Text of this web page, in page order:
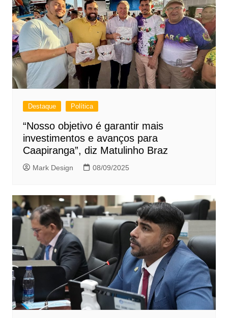
Destaque Política
“Nosso objetivo é garantir mais
investimentos e avanços para
Caapiranga”, diz Matulinho Braz
Mark Design 08/09/2025